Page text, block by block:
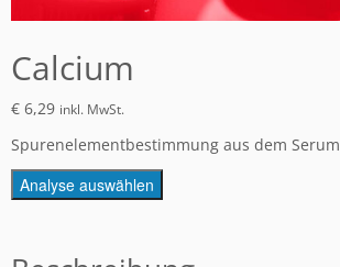
Calcium
€ 6,29 inkl. MwSt.
Spurenelementbestimmung aus dem Serum
Analyse auswählen